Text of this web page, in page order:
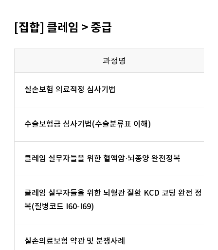
[집합] 클레임 > 중급
과정명
실손보험 의료적정 심사기법
수술보험금 심사기법(수술분류표 이해)
클레임 실무자들을 위한 혈액암·뇌종양 완전정복
클레임 실무자들을 위한 뇌혈관 질환 KCD 코딩 완전 정
복(질병코드 I60-I69)
실손의료보험 약관 및 분쟁사례